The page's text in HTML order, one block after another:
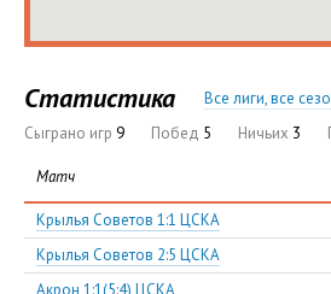
Статистика
Все лиги, все
Сыграно игр 9 Побед 5 Ничьих 3
Матч
Крылья Советов 1:1 ЦСКА
Крылья Советов 2:5 ЦСКА
Акрон 1:1(5:4) ЦСКА